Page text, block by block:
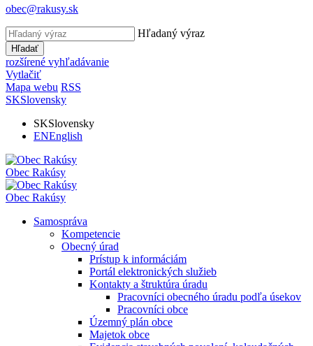
obec@rakusy.sk
Hľadaný výraz
Hľadať
rozšírené vyhľadávanie
Vytlačiť
Mapa webu RSS
SKSlovensky
SKSlovensky
ENEnglish
Obec Rakúsy
Obec Rakúsy
Samospráva
Kompetencie
Obecný úrad
Prístup k informáciám
Portál elektronických služieb
Kontakty a štruktúra úradu
Pracovníci obecného úradu podľa úsekov
Pracovníci obce
Územný plán obce
Majetok obce